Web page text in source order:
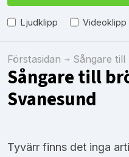
Ljudklipp Videoklipp
Förstasidan Sångare
Sångare till
Svanesund
Tyvärr finns det inga